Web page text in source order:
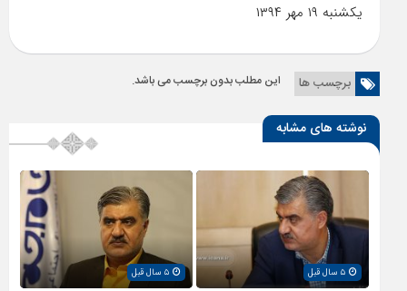
یکشنبه ۱۹ مهر ۱۳۹۴
برچسب ها این مطلب بدون برچسب می باشد.
نوشته های مشابه
۵ سال قبل ۵ سال قبل